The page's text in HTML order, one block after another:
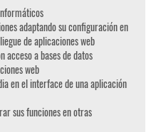
adaptando su configuración en
de aplicaciones web
acceso a bases de datos
web
en el interface de una aplicación
sus funciones en otras